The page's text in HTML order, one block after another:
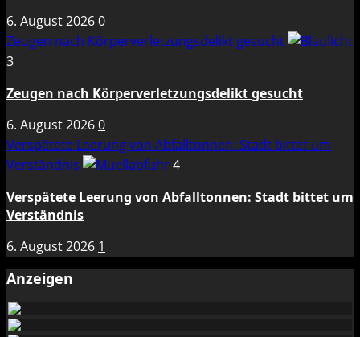
6. August 20260
Zeugen nach Körperverletzungsdelikt gesucht
3
Zeugen nach Körperverletzungsdelikt gesucht
6. August 20260
Verspätete Leerung von Abfalltonnen: Stadt bittet um
Verständnis
4
Verspätete Leerung von Abfalltonnen: Stadt bittet um
Verständnis
6. August 2026 1
Anzeigen